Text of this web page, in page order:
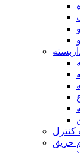
کنترل
حریق